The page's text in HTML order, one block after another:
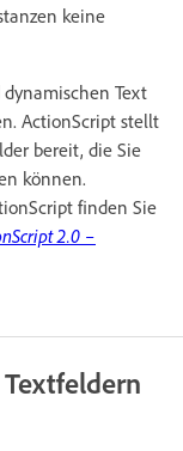
keine
Text
ActionScript stellt
bereit, die Sie
können.
finden Sie
2.0 –